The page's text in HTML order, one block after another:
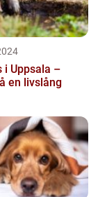
i Uppsala –
en livslång